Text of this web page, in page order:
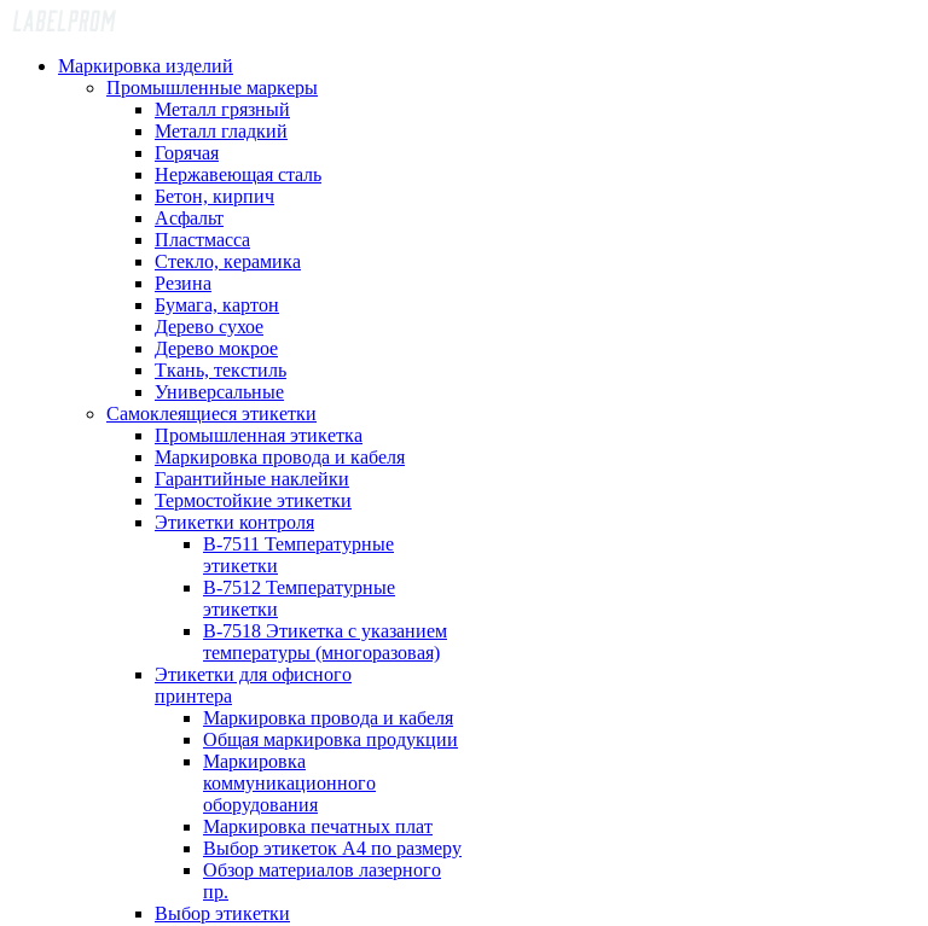
Маркировка изделий
Промышленные маркеры
Металл грязный
Металл гладкий
Горячая
Нержавеющая сталь
Бетон, кирпич
Асфальт
Пластмасса
Стекло, керамика
Резина
Бумага, картон
Дерево сухое
Дерево мокрое
Ткань, текстиль
Универсальные
Самоклеящиеся этикетки
Промышленная этикетка
Маркировка провода и кабеля
Гарантийные наклейки
Термостойкие этикетки
Этикетки контроля
B-7511 Температурные
этикетки
B-7512 Температурные
этикетки
B-7518 Этикетка с указанием
температуры (многоразовая)
Этикетки для офисного
принтера
Маркировка провода и кабеля
Общая маркировка продукции
Маркировка
коммуникационного
оборудования
Маркировка печатных плат
Выбор этикеток А4 по размеру
Обзор материалов лазерного
пр.
Выбор этикетки